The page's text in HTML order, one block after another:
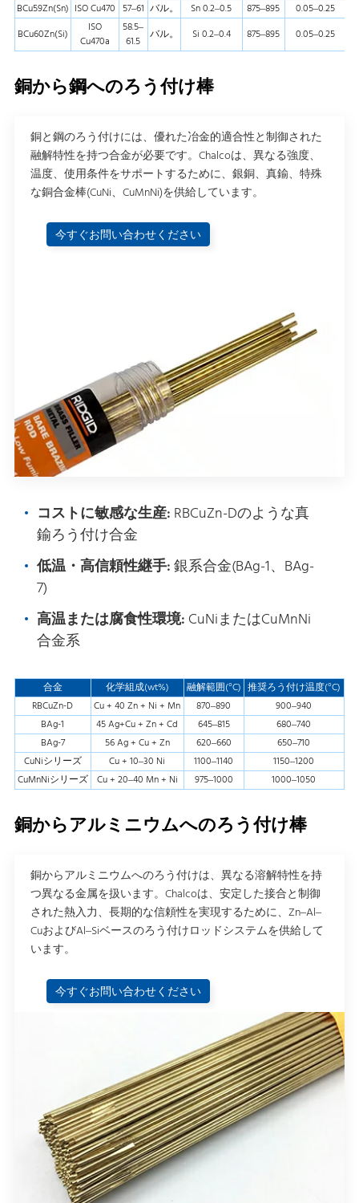
BCu59Zn(Sn) ISO Cu470 57–61 バル。 Sn 0.2–0.5 875–895
0.05–0.25
BCu60Zn(Si)
ISO
Cu470a
58.5–
61.5 バル。 Si 0.2–0.4 875–895 0.05–0.25
銅から鋼へのろう付け棒
銅と鋼のろう付けには、優れた冶金的適合性と制御された
融解特性を持つ合金が必要です。Chalcoは、異なる強度、
温度、使用条件をサポートするために、銀銅、真鍮、特殊
な銅合金棒(CuNi、CuMnNi)を供給しています。
今すぐお問い合わせください
コストに敏感な生産:RBCuZn-Dのような真
鍮ろう付け合金
低温・高信頼性継手:銀系合金(BAg-1、BAg-
7)
高温または腐食性環境:CuNiまたはCuMnNi
合金系
合金 化学組成(wt%) 融解範囲(°C) 推奨ろう付け温度(°C)
RBCuZn-D
Cu + 40 Zn + Ni + Mn 870–890
900–940
BAg-1
45 Ag+Cu + Zn + Cd 645–815
680–740
BAg-7
56 Ag + Cu + Zn 620–660
650–710
CuNiシリーズ
Cu + 10–30 Ni 1100–1140
1150–1200
CuMnNiシリーズ Cu + 20–40 Mn + Ni 975–1000 1000–1050
銅からアルミニウムへのろう付け棒
銅からアルミニウムへのろう付けは、異なる溶解特性を持
つ異なる金属を扱います。Chalcoは、安定した接合と制御
された熱入力、長期的な信頼性を実現するために、Zn–Al–
CuおよびAl–Siベースのろう付けロッドシステムを供給して
います。
今すぐお問い合わせください